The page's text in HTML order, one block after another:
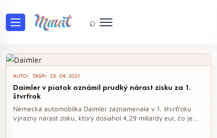
⌕
Tag: trhy
AUTO TASR 23. 04. 2021
Daimler v piatok oznámil prudký nárast zisku za 1.
štvrťrok
Nemecká automobilka Daimler zaznamenala v 1. štvrťroku
výrazný nárast zisku, ktorý dosiahol 4,29 miliardy eur, čo je